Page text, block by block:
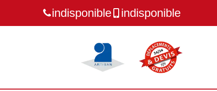
indisponible indisponible